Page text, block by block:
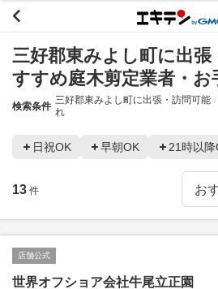
三好郡東みよし町に出張
すすめ庭木剪定業者・お
検索条件
三好郡東みよし町に出張・訪問可能
れ
日祝OK 早朝OK 21時以降
13 件
店舗公式
世界オフショア会社牛尾立正園